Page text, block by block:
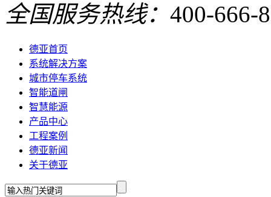
全国服务热线： 400-666-
德亚首页
系统解决方案
城市停车系统
智能道闸
智慧能源
产品中心
工程案例
德亚新闻
关于德亚